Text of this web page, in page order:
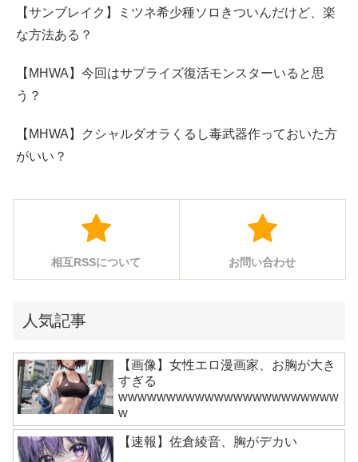
【サンブレイク】ミツネ希少種ソロきついんだけど、楽
な方法ある？
【MHWA】今回はサプライズ復活モンスターいると思
う？
【MHWA】クシャルダオラくるし毒武器作っておいた方
がいい？
相互RSSについて お問い合わせ
人気記事
【画像】女性エロ漫画家、お胸が大き
すぎる
wwwwwwwwwwwwwwwwwwwwwww
w
【速報】佐倉綾音、胸がデカい